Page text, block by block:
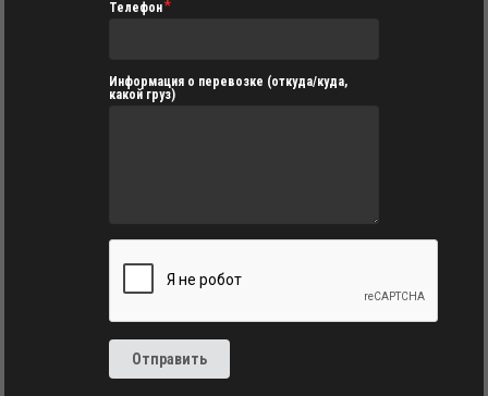
Телефон
Информация о перевозке (откуда/куда,
какой груз)
Отправить